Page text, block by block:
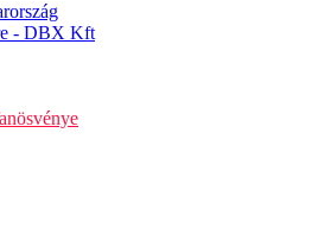
- DBX Kft